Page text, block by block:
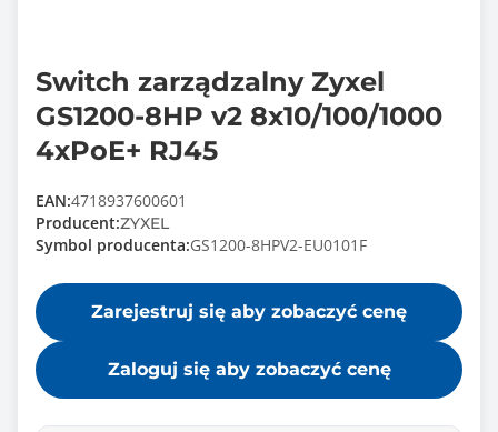
Switch zarządzalny Zyxel
GS1200-8HP v2 8x10/100/1000
4xPoE+ RJ45
EAN:4718937600601
Producent:ZYXEL
Symbol producenta:GS1200-8HPV2-EU0101F
Zarejestruj się aby zobaczyć cenę
Zaloguj się aby zobaczyć cenę